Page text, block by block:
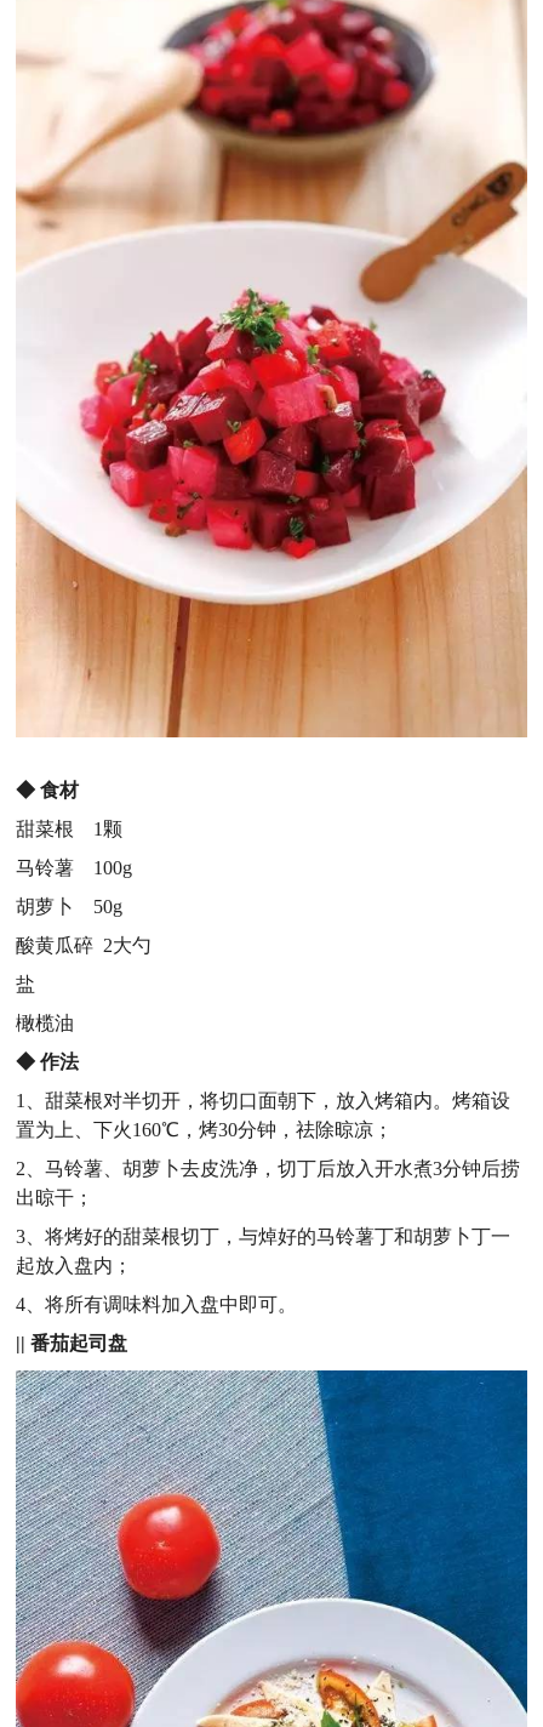
◆食材
甜菜根 1颗
马铃薯 100g
胡萝卜 50g
酸黄瓜碎 2大勺
盐
橄榄油
◆作法
1、甜菜根对半切开，将切口面朝下，放入烤箱内。烤箱设
置为上、下火160℃，烤30分钟，祛除晾凉；
2、马铃薯、胡萝卜去皮洗净，切丁后放入开水煮3分钟后捞
出晾干；
3、将烤好的甜菜根切丁，与焯好的马铃薯丁和胡萝卜丁一
起放入盘内；
4、将所有调味料加入盘中即可。
||番茄起司盘